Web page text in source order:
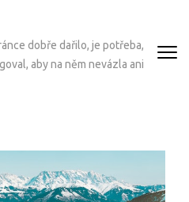
dobře dařilo, je potřeba,
aby na něm nevázla ani